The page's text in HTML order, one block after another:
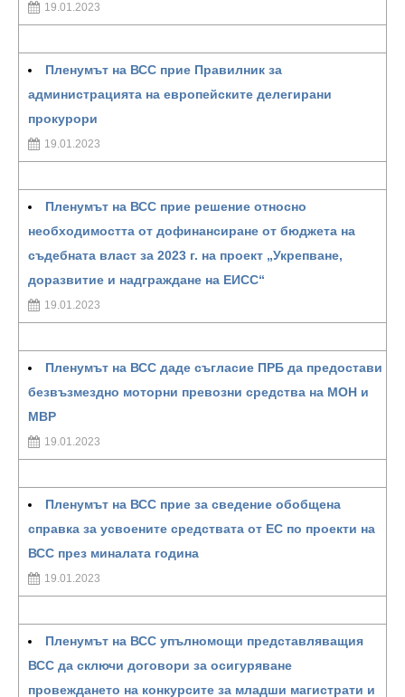
19.01.2023
Пленумът на ВСС прие Правилник за
администрацията на европейските делегирани
прокурори
19.01.2023
Пленумът на ВСС прие решение относно
необходимостта от дофинансиране от бюджета на
съдебната власт за 2023 г. на проект „Укрепване,
доразвитие и надграждане на ЕИСС“
19.01.2023
Пленумът на ВСС даде съгласие ПРБ да предостави
безвъзмездно моторни превозни средства на МОН и
МВР
19.01.2023
Пленумът на ВСС прие за сведение обобщена
справка за усвоените средствата от ЕС по проекти на
ВСС през миналата година
19.01.2023
Пленумът на ВСС упълномощи представляващия
ВСС да сключи договори за осигуряване
провеждането на конкурсите за младши магистрати и